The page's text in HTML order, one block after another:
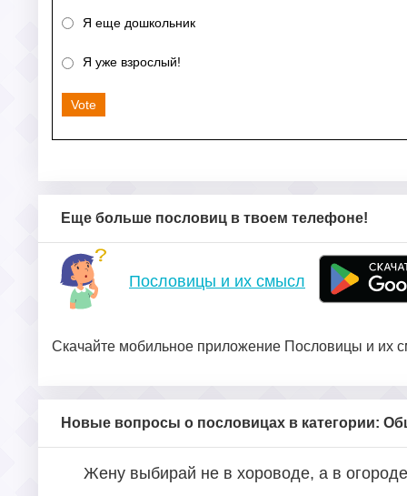
Я еще дошкольник
Я уже взрослый!
Vote
Еще больше пословиц в твоем телефоне!
Пословицы и их смысл
Скачайте мобильное приложение Пословицы и их
Новые вопросы о пословицах в категории:
Жену выбирай не в хороводе, а в огороде